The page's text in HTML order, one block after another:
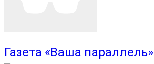
Газета «Ваша параллель»